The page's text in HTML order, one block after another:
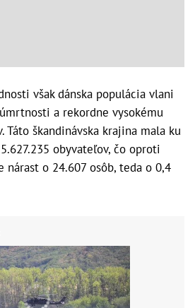
však dánska populácia vlani
a rekordne vysokému
Táto škandinávska krajina mala ku
obyvateľov, čo oproti
nárast o 24.607 osôb, teda o 0,4